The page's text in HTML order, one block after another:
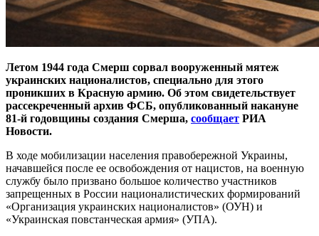
Летом 1944 года Смерш сорвал вооруженный мятеж
украинских националистов, специально для этого
проникших в Красную армию. Об этом свидетельствует
рассекреченный архив ФСБ, опубликованный накануне
81-й годовщины создания Смерша, сообщает РИА
Новости.
В ходе мобилизации населения правобережной Украины,
начавшейся после ее освобождения от нацистов, на военную
службу было призвано большое количество участников
запрещенных в России националистических формирований
«Организация украинских националистов» (ОУН) и
«Украинская повстанческая армия» (УПА).